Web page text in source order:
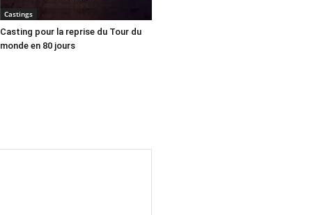
Castings
Casting pour la reprise du Tour du
monde en 80 jours